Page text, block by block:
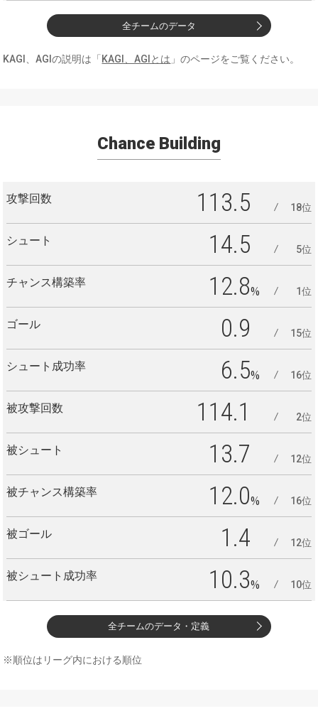
全チームのデータ
KAGI、AGIの説明は「 KAGI、AGIとは 」のページをご覧ください。
Chance Building
攻撃回数 113.5 18位
シュート 14.5 5位
チャンス構築率 12.8% 1位
ゴール 0.9 15位
シュート成功率 6.5% 16位
被攻撃回数 114.1 2位
被シュート 13.7 12位
被チャンス構築率 12.0% 16位
被ゴール 1.4 12位
被シュート成功率 10.3% 10位
全チームのデータ・定義
※順位はリーグ内における順位